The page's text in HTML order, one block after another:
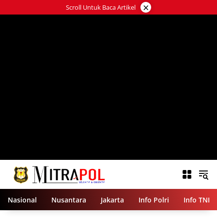
ke
Scroll Untuk Baca Artikel ×
Nasional Nusantara Jakarta Info Polri Info TNI